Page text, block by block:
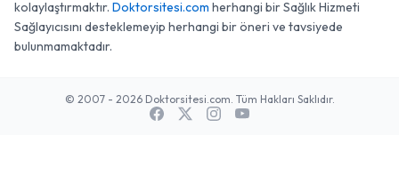
kolaylaştırmaktır. Doktorsitesi.com herhangi bir Sağlık Hizmeti
Sağlayıcısını desteklemeyip herhangi bir öneri ve tavsiyede
bulunmamaktadır.
© 2007 - 2026 Doktorsitesi.com. Tüm Hakları Saklıdır.